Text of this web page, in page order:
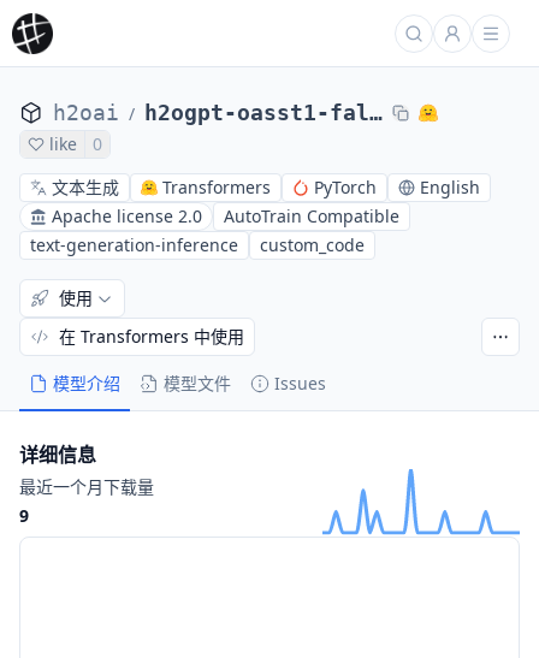
h2oai / h2ogpt-oasst1-falcon-40b
like
0
文本生成
Transformers PyTorch
English
Apache license 2.0
AutoTrain Compatible
text-generation-inference
custom_code
模型介绍 模型文件 Issues
使用
在 Transformers 中使用
详细信息
最近一个月下载量
9